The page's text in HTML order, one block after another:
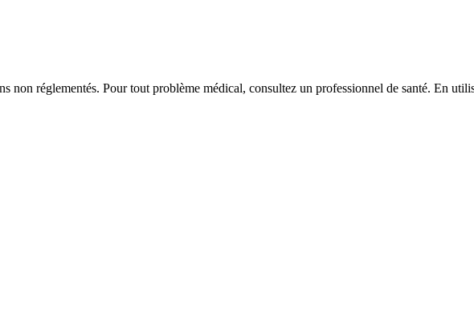
non réglementés. Pour tout problème médical, consultez un professionnel de santé. En